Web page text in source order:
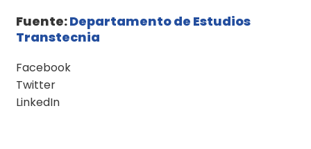
Fuente:Departamento de Estudios
Transtecnia
Facebook
Twitter
LinkedIn